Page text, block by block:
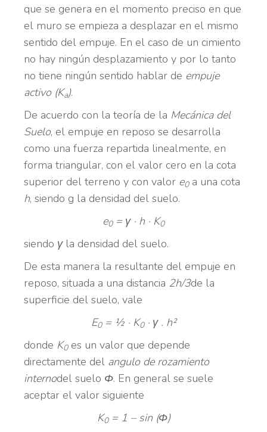
que se genera en el momento preciso en que
el muro se empieza a desplazar en el mismo
sentido del empuje. En el caso de un cimiento
no hay ningún desplazamiento y por lo tanto
no tiene ningún sentido hablar de empuje
activo (Ka).
De acuerdo con la teoría de la Mecánica del
Suelo, el empuje en reposo se desarrolla
como una fuerza repartida linealmente, en
forma triangular, con el valor cero en la cota
superior del terreno y con valor e0a una cota
h, siendo g la densidad del suelo.
e0= γ · h · K0
siendo γla densidad del suelo.
De esta manera la resultante del empuje en
reposo, situada a una distancia 2h/3de la
superficie del suelo, vale
E0= ½ · K0· γ . h²
donde K0es un valor que depende
directamente del angulo de rozamiento
internodel suelo Φ. En general se suele
aceptar el valor siguiente
K0= 1 – sin (Φ)